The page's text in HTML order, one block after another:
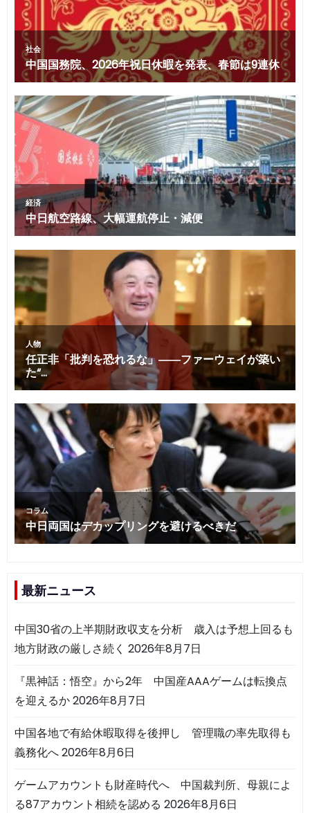
最新ニュース
中国30省の上半期財政収支を分析 歳入は予想上回るも
地方財政の厳しさ続く 2026年8月7日
『黒神話：悟空』から2年 中国産AAAゲームは転換点
を迎えるか2026年8月7日
中国各地で有給休暇取得を後押し 管理職の率先取得も
義務化へ2026年8月6日
ゲームアカウントも財産時代へ 中国裁判所、母親によ
る87アカウント相続を認める 2026年8月6日